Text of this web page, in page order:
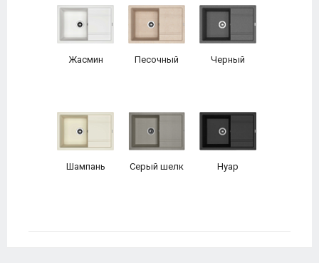
Жасмин Песочный Черный
Шампань Серый шелк Нуар